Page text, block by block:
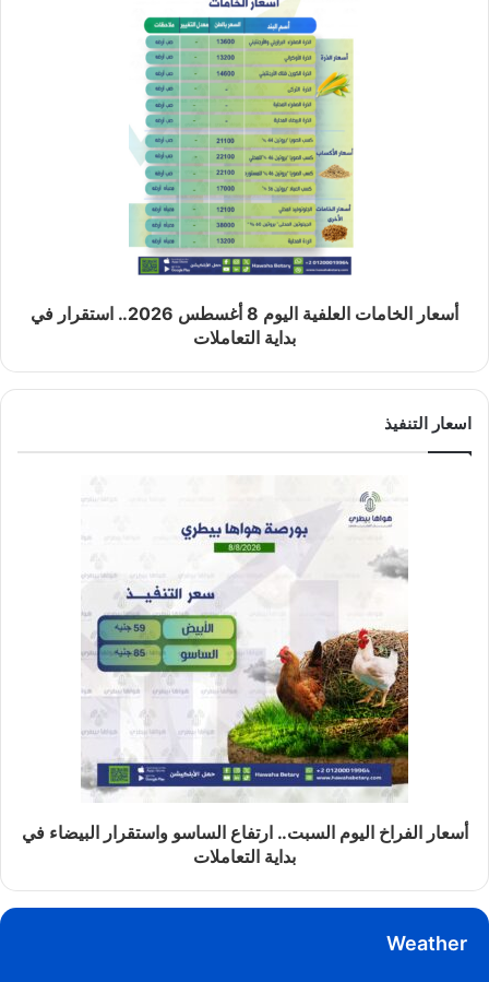
أسعار الخامات العلفية اليوم 8 أغسطس 2026.. استقرار في
بداية التعاملات
اسعار التنفيذ
أسعار الفراخ اليوم السبت.. ارتفاع الساسو واستقرار البيضاء في
بداية التعاملات
Weather